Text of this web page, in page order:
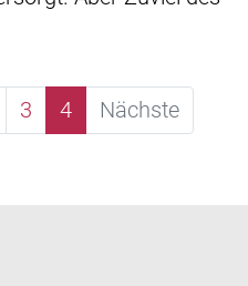
3 4 Nächste